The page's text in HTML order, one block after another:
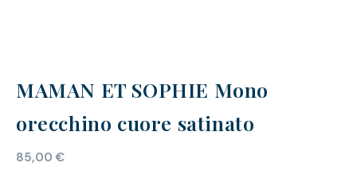
MAMAN ET SOPHIE Mono
orecchino cuore satinato
85,00€